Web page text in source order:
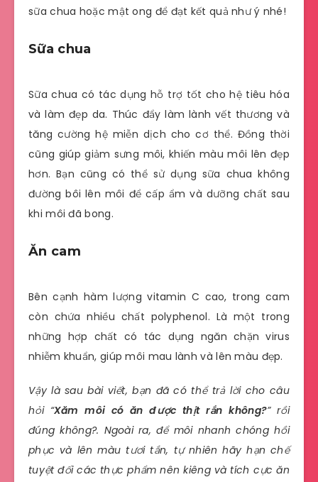
sữa chua hoặc mật ong để đạt kết quả như ý nhé!
Sữa chua
Sữa chua có tác dụng hỗ trợ tốt cho hệ tiêu hóa
và làm đẹp da. Thúc đẩy làm lành vết thương và
tăng cường hệ miễn dịch cho cơ thể. Đồng thời
cũng giúp giảm sưng môi, khiến màu môi lên đẹp
hơn. Bạn cũng có thể sử dụng sữa chua không
đường bôi lên môi để cấp ẩm và dưỡng chất sau
khi môi đã bong.
Ăn cam
Bên cạnh hàm lượng vitamin C cao, trong cam
còn chứa nhiều chất polyphenol. Là một trong
những hợp chất có tác dụng ngăn chặn virus
nhiễm khuẩn, giúp môi mau lành và lên màu đẹp.
Vậy là sau bài viết, bạn đã có thể trả lời cho câu
hỏi “Xăm môi có ăn được thịt rắn không?” rồi
đúng không?. Ngoài ra, để môi nhanh chóng hồi
phục và lên màu tươi tắn, tự nhiên hãy hạn chế
tuyệt đối các thực phẩm nên kiêng và tích cực ăn